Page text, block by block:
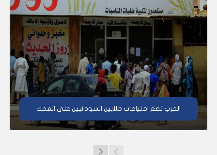
الحرب تضع احتياجات ملايين السودانيين على المحك